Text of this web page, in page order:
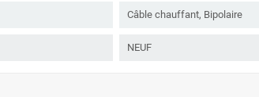
Câble chauffant, Bipolaire
NEUF